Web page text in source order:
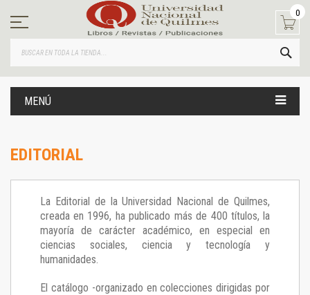
contenido
0
MENÚ
EDITORIAL
La Editorial de la Universidad Nacional de Quilmes,
creada en 1996, ha publicado más de 400 títulos, la
mayoría de carácter académico, en especial en
ciencias sociales, ciencia y tecnología y
humanidades.
El catálogo -organizado en colecciones dirigidas por